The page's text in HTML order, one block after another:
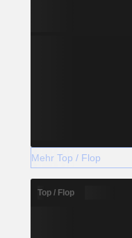
Mehr Top / Flop
Top / Flop